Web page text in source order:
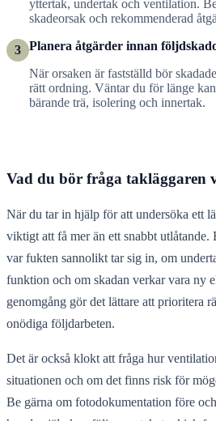
yttertak, undertak och ventilation.
skadeorsak och rekommenderad
3 Planera åtgärder innan
När orsaken är fastställd bör
rätt ordning. Väntar du för länge
bärande trä, isolering och innertak.
Vad du bör fråga takläggaren
När du tar in hjälp för att undersöka ett
viktigt att få mer än ett snabbt utlåtande.
var fukten sannolikt tar sig in, om
funktion och om skadan verkar vara ny
genomgång gör det lättare att prioritera
onödiga följdarbeten.
Det är också klokt att fråga hur
situationen och om det finns risk för
Be gärna om fotodokumentation före